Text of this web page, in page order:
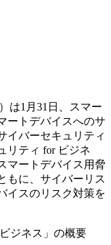
は1月31日、スマー
ートデバイスへのサ
イバーセキュリティ
リティ for ビジネ
マートデバイス用脅
もに、サイバーリス
イスのリスク対策を
ジネス」の概要